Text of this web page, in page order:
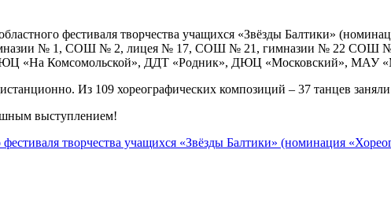
фестиваля творчества учащихся «Звёзды Балтики»
гимназии № 1, СОШ № 2, лицея № 17, СОШ № 21, гимназии № 22
«На Комсомольской», ДДТ «Родник», ДЮЦ «Московский», МАУ
Из 109 хореографических композиций – 37 танцев заняли
выступлением!
творчества учащихся «Звёзды Балтики» (номинация